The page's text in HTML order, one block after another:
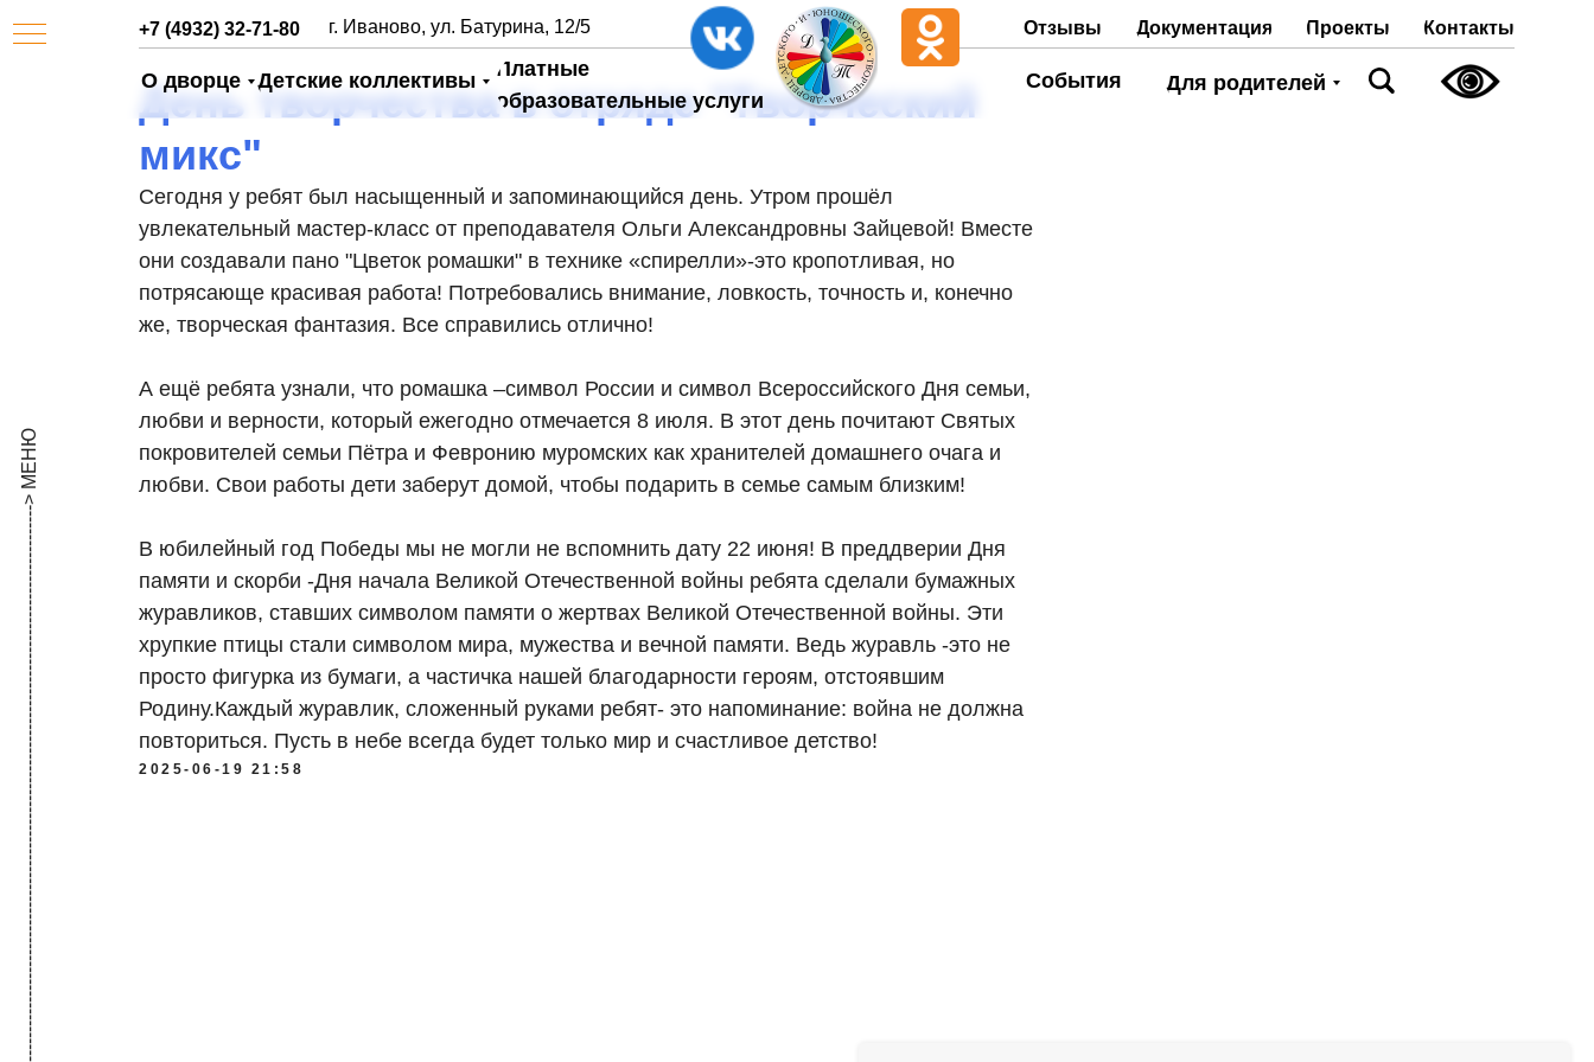
Контакты
Детские коллективы
Платные
образовательные услуги
+7 (4932) 32-71-80 Отзывы Документация
События
Проекты
г. Иваново, ул. Батурина, 12/5
О дворце Для родителей
------------------------------------------------------------------------------------------------------------------> МЕНЮ
День творчества в отряде "Творческий
микс"
Сегодня у ребят был насыщенный и запоминающийся день. Утром прошёл
увлекательный мастер-класс от преподавателя Ольги Александровны Зайцевой! Вместе
они создавали пано "Цветок ромашки" в технике «спирелли»-это кропотливая, но
потрясающе красивая работа! Потребовались внимание, ловкость, точность и, конечно
же, творческая фантазия. Все справились отлично!
А ещё ребята узнали, что ромашка –символ России и символ Всероссийского Дня семьи,
любви и верности, который ежегодно отмечается 8 июля. В этот день почитают Святых
покровителей семьи Пётра и Февронию муромских как хранителей домашнего очага и
любви. Свои работы дети заберут домой, чтобы подарить в семье самым близким!
В юбилейный год Победы мы не могли не вспомнить дату 22 июня! В преддверии Дня
памяти и скорби -Дня начала Великой Отечественной войны ребята сделали бумажных
журавликов, ставших символом памяти о жертвах Великой Отечественной войны. Эти
хрупкие птицы стали символом мира, мужества и вечной памяти. Ведь журавль -это не
просто фигурка из бумаги, а частичка нашей благодарности героям, отстоявшим
Родину.Каждый журавлик, сложенный руками ребят- это напоминание: война не должна
повториться. Пусть в небе всегда будет только мир и счастливое детство!
2025-06-19 21:58